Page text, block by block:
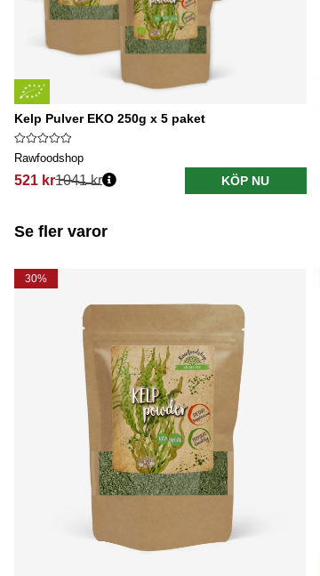
Kelp Pulver EKO 250g x 5 paket
Rawfoodshop
521 kr1041 kr KÖP NU
Se fler varor
30%